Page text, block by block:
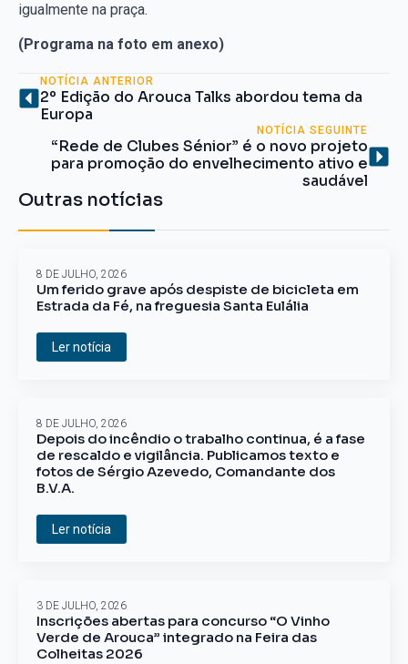
igualmente na praça.
(Programa na foto em anexo)
NOTÍCIA ANTERIOR
2º Edição do Arouca Talks abordou tema da
Europa
NOTÍCIA SEGUINTE
“Rede de Clubes Sénior” é o novo projeto
para promoção do envelhecimento ativo e
saudável
Outras notícias
Um ferido grave após despiste de bicicleta em
Estrada da Fé, na freguesia Santa Eulália
8 DE JULHO, 2026
Ler notícia
Depois do incêndio o trabalho continua, é a fase
de rescaldo e vigilância. Publicamos texto e
fotos de Sérgio Azevedo, Comandante dos
B.V.A.
8 DE JULHO, 2026
Ler notícia
Inscrições abertas para concurso “O Vinho
Verde de Arouca” integrado na Feira das
Colheitas 2026
3 DE JULHO, 2026